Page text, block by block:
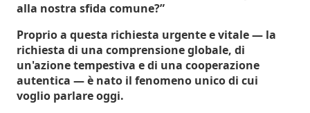
alla nostra sfida comune?”
Proprio a questa richiesta urgente e vitale — la
richiesta di una comprensione globale, di
un'azione tempestiva e di una cooperazione
autentica — è nato il fenomeno unico di cui
voglio parlare oggi.